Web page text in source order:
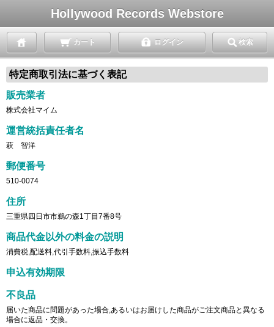
Hollywood Records Webstore
カート ログイン 検索
特定商取引法に基づく表記
販売業者
株式会社マイム
運営統括責任者名
萩 智洋
郵便番号
510-0074
住所
三重県四日市市鵜の森1丁目7番8号
商品代金以外の料金の説明
消費税,配送料,代引手数料,振込手数料
申込有効期限
不良品
届いた商品に問題があった場合,あるいはお届けした商品がご注文商品と異なる
場合に返品・交換。